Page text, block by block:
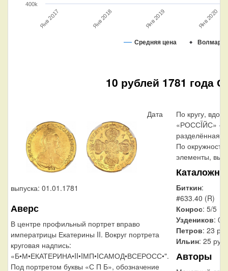
Средняя цена Волмар
Янв 2017 Янв 2018 Янв 2019 Янв 2020
400k
10 рублей 1781 года
Дата
выпуска: 01.01.1781
Аверс
В центре профильный портрет вправо
императрицы Екатерины II. Вокруг портрета
круговая надпись:
«Б•М•ЕКАТЕРИНА•II•IМП•IСАМОД•ВСЕРОСС•".
Под портретом буквы «С П Б», обозначение
По кругу,
«РОССÏЙС»
разделённая
По
элементы,
Биткин:
#633.40 (R)
Конрос: 5/5
Уздеников:
Петров: 23
Ильин: 25
Авторы